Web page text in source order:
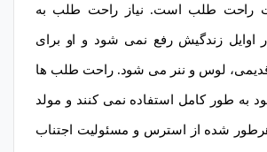
راحت طلب است. نیاز راحت طلب به
زندگیش رفع نمی شود و او برای
قدیمی، لوس و ننر می شود. راحت طلب ها
به طور کامل استفاده نمی کنند و مولد
شده از استرس و مسئولیت اجتناب